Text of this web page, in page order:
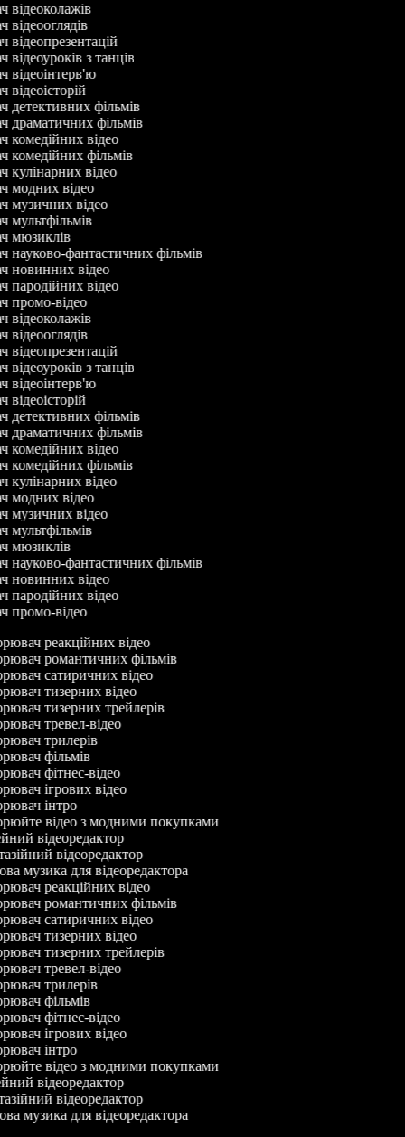
відеоколажів
відеооглядів
відеопрезентацій
відеоуроків з танців
відеоінтерв'ю
відеоісторій
детективних фільмів
драматичних фільмів
комедійних відео
комедійних фільмів
кулінарних відео
модних відео
музичних відео
мультфільмів
мюзиклів
науково-фантастичних фільмів
новинних відео
пародійних відео
промо-відео
відеоколажів
відеооглядів
відеопрезентацій
відеоуроків з танців
відеоінтерв'ю
відеоісторій
детективних фільмів
драматичних фільмів
комедійних відео
комедійних фільмів
кулінарних відео
модних відео
музичних відео
мультфільмів
мюзиклів
науково-фантастичних фільмів
новинних відео
пародійних відео
промо-відео
реакційних відео
романтичних фільмів
сатиричних відео
тизерних відео
тизерних трейлерів
тревел-відео
трилерів
фільмів
фітнес-відео
ігрових відео
інтро
відео з модними покупками
відеоредактор
відеоредактор
музика для відеоредактора
реакційних відео
романтичних фільмів
сатиричних відео
тизерних відео
тизерних трейлерів
тревел-відео
трилерів
фільмів
фітнес-відео
ігрових відео
інтро
відео з модними покупками
відеоредактор
відеоредактор
музика для відеоредактора